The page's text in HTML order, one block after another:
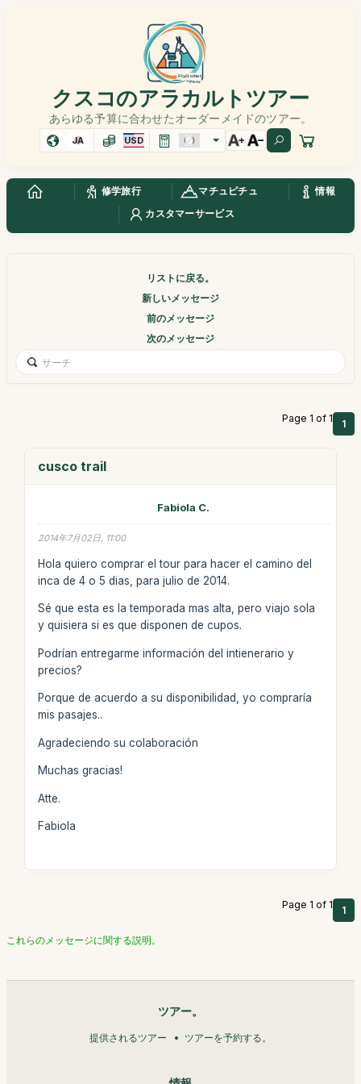
クスコのアラカルトツアー
あらゆる予算に合わせたオーダーメイドのツアー。
JA USD
修学旅行 マチュピチュ
情報
カスタマーサービス
リストに戻る。
新しいメッセージ
前のメッセージ
次のメッセージ
Page 1 of 1 1
cusco trail
Fabiola C.
2014年7月02日, 11:00
Hola quiero comprar el tour para hacer el camino del
inca de 4 o 5 dias, para julio de 2014.
Sé que esta es la temporada mas alta, pero viajo sola
y quisiera si es que disponen de cupos.
Podrían entregarme información del intienerario y
precios?
Porque de acuerdo a su disponibilidad, yo compraría
mis pasajes..
Agradeciendo su colaboración
Muchas gracias!
Atte.
Fabiola
Page 1 of 1 1
これらのメッセージに関する説明。
ツアー。
提供されるツアー ツアーを予約する。